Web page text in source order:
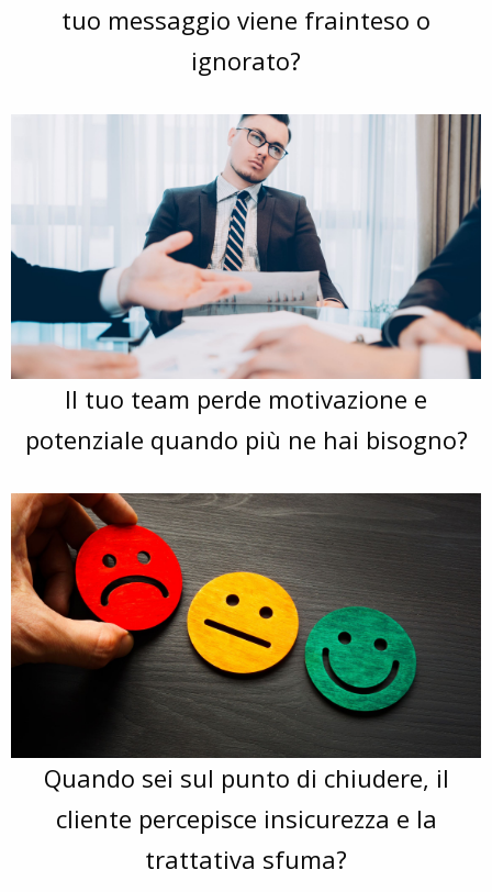
tuo messaggio viene frainteso o
ignorato?
Il tuo team perde motivazione e
potenziale quando più ne hai bisogno?
Quando sei sul punto di chiudere, il
cliente percepisce insicurezza e la
trattativa sfuma?